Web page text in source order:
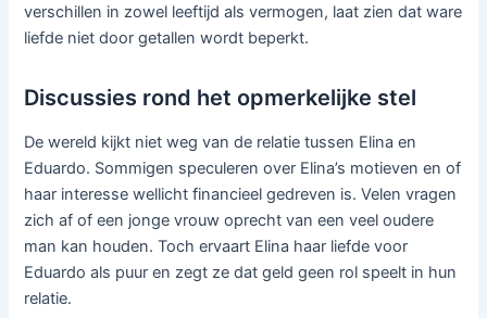
verschillen in zowel leeftijd als vermogen, laat zien dat ware
liefde niet door getallen wordt beperkt.
Discussies rond het opmerkelijke stel
De wereld kijkt niet weg van de relatie tussen Elina en
Eduardo. Sommigen speculeren over Elina’s motieven en of
haar interesse wellicht financieel gedreven is. Velen vragen
zich af of een jonge vrouw oprecht van een veel oudere
man kan houden. Toch ervaart Elina haar liefde voor
Eduardo als puur en zegt ze dat geld geen rol speelt in hun
relatie.